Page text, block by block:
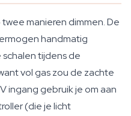
manieren dimmen. De
handmatig
tijdens de
vol gas zou de zachte
ingang gebruik je om aan
(die je licht